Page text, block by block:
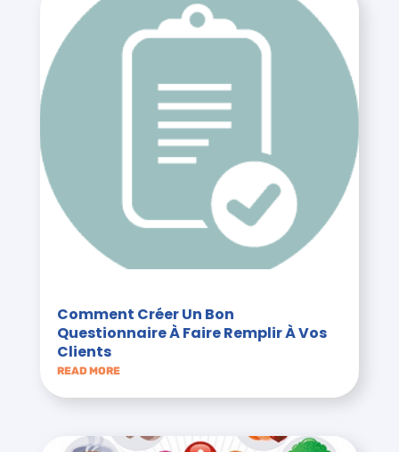
Comment Créer Un Bon
Questionnaire À Faire Remplir À Vos
Clients
READ MORE